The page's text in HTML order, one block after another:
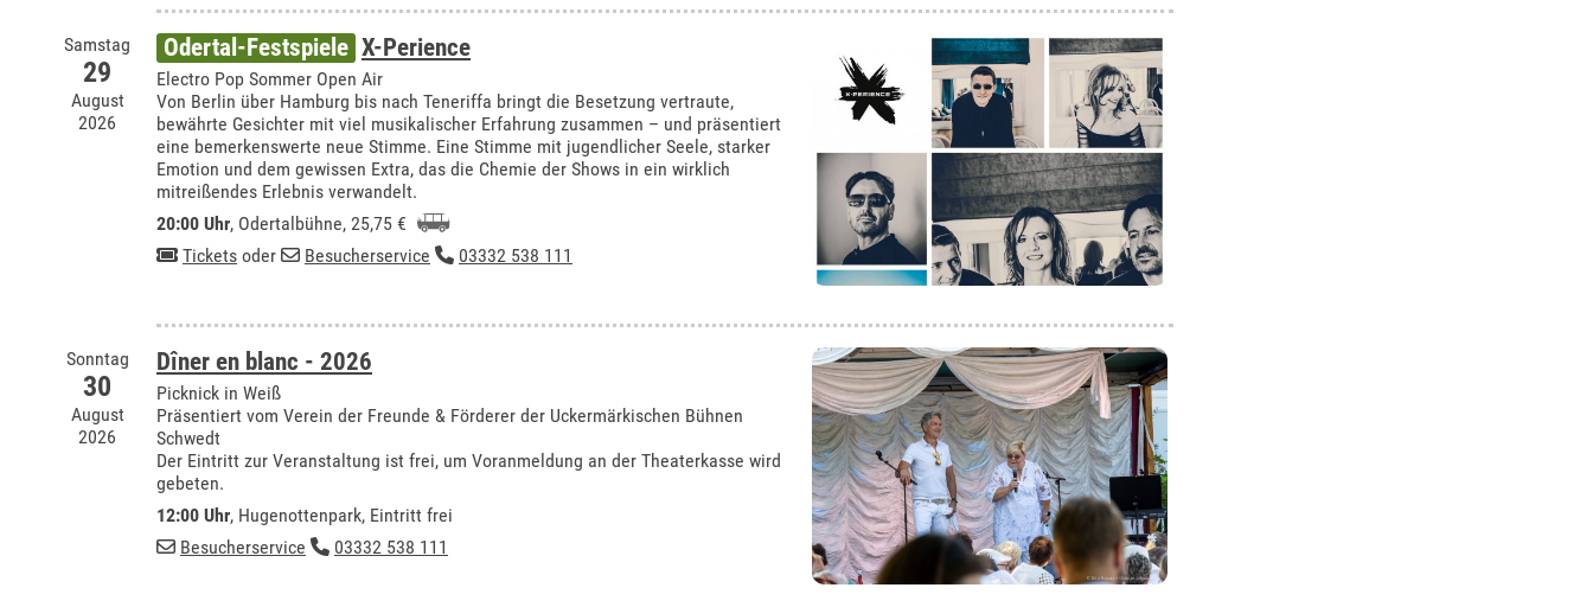
Samstag
29
August
2026
Odertal-Festspiele X-Perience
Electro Pop Sommer Open Air
Von Berlin über Hamburg bis nach Teneriffa bringt die Besetzung vertraute,
bewährte Gesichter mit viel musikalischer Erfahrung zusammen – und präsentiert
eine bemerkenswerte neue Stimme. Eine Stimme mit jugendlicher Seele, starker
Emotion und dem gewissen Extra, das die Chemie der Shows in ein wirklich
mitreißendes Erlebnis verwandelt.
20:00 Uhr, Odertalbühne, 25,75 €
Tickets oder Besucherservice 03332 538 111
Sonntag
30
August
2026
Dîner en blanc - 2026
Picknick in Weiß
Präsentiert vom Verein der Freunde & Förderer der Uckermärkischen Bühnen
Schwedt
Der Eintritt zur Veranstaltung ist frei, um Voranmeldung an der Theaterkasse wird
gebeten.
12:00 Uhr, Hugenottenpark, Eintritt frei
Besucherservice
03332 538 111